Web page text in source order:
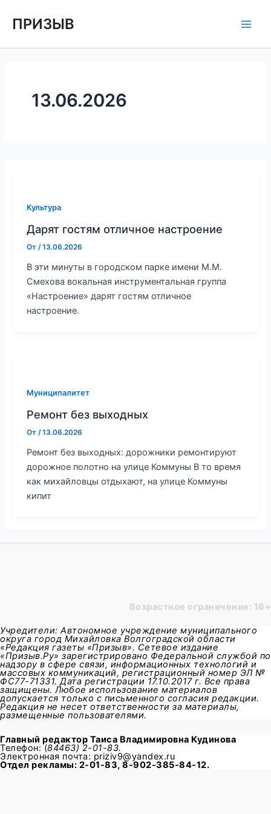
ПРИЗЫВ
13.06.2026
Культура
Дарят гостям отличное настроение
От/13.06.2026
В эти минуты в городском парке имени М.М.
Смехова вокальная инструментальная группа
«Настроение» дарят гостям отличное
настроение.
Муниципалитет
Ремонт без выходных
От/13.06.2026
Ремонт без выходных: дорожники ремонтируют
дорожное полотно на улице Коммуны В то время
как михайловцы отдыхают, на улице Коммуны
кипит
Возрастное ограничение: 16+
Учредители: Автономное учреждение муниципального
округа город Михайловка Волгоградской области
«Редакция газеты «Призыв». Сетевое издание
«Призыв.Ру» зарегистрировано Федеральной службой по
надзору в сфере связи, информационных технологий и
массовых коммуникаций, регистрационный номер ЭЛ №
ФС77-71331. Дата регистрации 17.10.2017 г. Все права
защищены. Любое использование материалов
допускается только с письменного согласия редакции.
Редакция не несет ответственности за материалы,
размещенные пользователями.
Главный редактор Таиса Владимировна Кудинова
Телефон: (84463) 2-01-83.
Электронная почта: priziv9@yandex.ru
Отдел рекламы: 2-01-83, 8-902-385-84-12.